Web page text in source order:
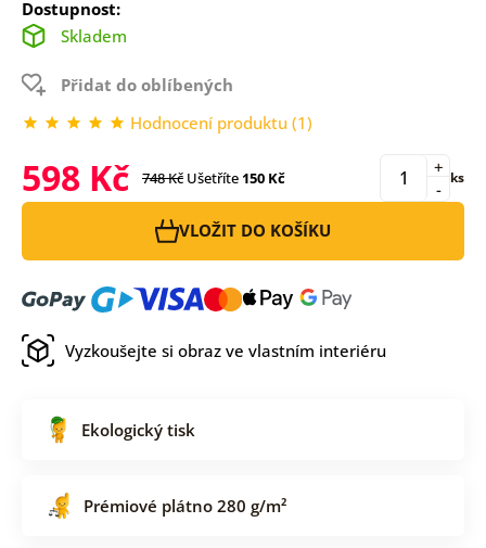
Dostupnost:
Skladem
Přidat do oblíbených
Hodnocení produktu (1)
598 Kč 748 Kč Ušetříte150 Kč -
+ ks
VLOŽIT DO KOŠÍKU
Vyzkoušejte si obraz ve vlastním interiéru
Ekologický tisk
Prémiové plátno 280 g/m²